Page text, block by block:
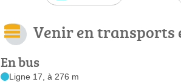
Venir en transports
En bus
Ligne 17, à 276 m